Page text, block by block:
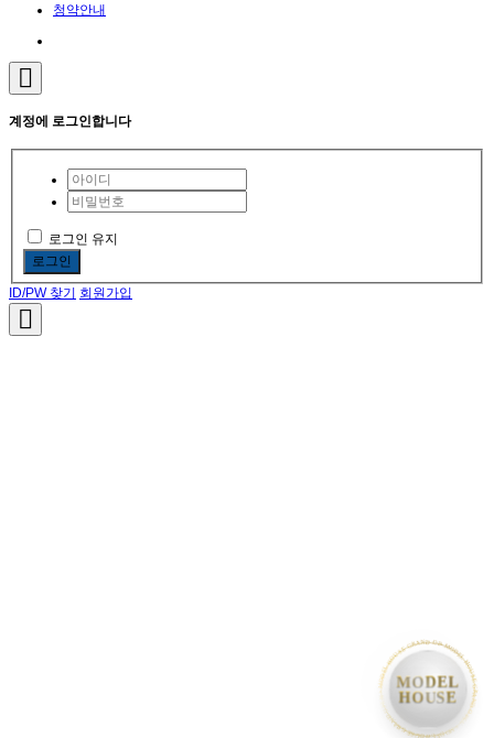
청약안내
계정에 로그인합니다
로그인 유지
로그인
ID/PW 찾기 회원가입
• MODEL HOUSE GRAND OPEN • MODEL HOUSE GRAND OPEN • MODEL HOUSE GRAND OPEN •
MODEL
HOUSE